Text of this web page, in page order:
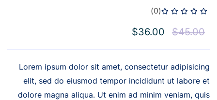
(0)
$45.00
$36.00
Lorem ipsum dolor sit amet, consectetur adipisicing
elit, sed do eiusmod tempor incididunt ut labore et
dolore magna aliqua. Ut enim ad minim veniam, quis